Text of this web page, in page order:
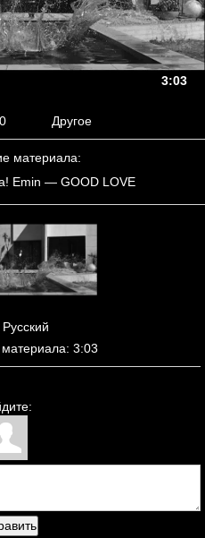
3:03
Другое
материала:
Emin — GOOD LOVE
материала: 3:03